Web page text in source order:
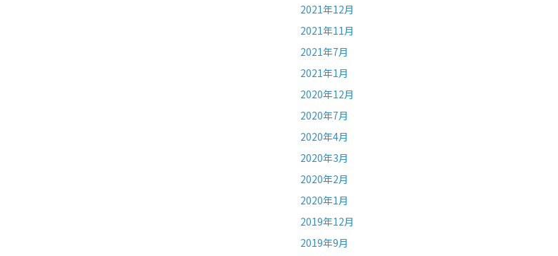
2021年12月
2021年11月
2021年7月
2021年1月
2020年12月
2020年7月
2020年4月
2020年3月
2020年2月
2020年1月
2019年12月
2019年9月